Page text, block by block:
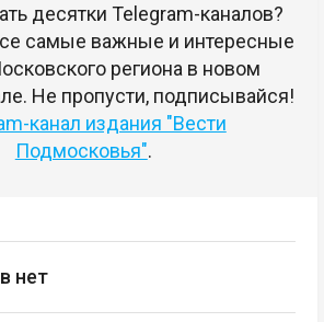
десятки Telegram-каналов?
самые важные и интересные
региона в новом
Не пропусти, подписывайся!
канал издания "Вести
Подмосковья".
нет